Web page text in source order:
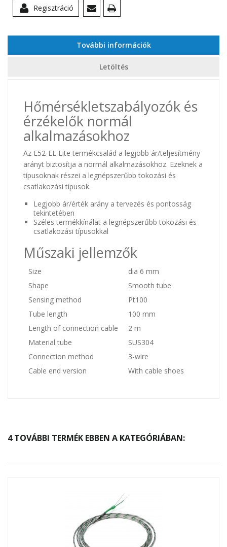
Regisztráció
További információk
Letöltés
Hőmérsékletszabályozók és
érzékelők normál
alkalmazásokhoz
Az E52-EL Lite termékcsalád a legjobb ár/teljesítmény
arányt biztosítja a normál alkalmazásokhoz. Ezeknek a
típusoknak részei a legnépszerűbb tokozási és
csatlakozási típusok.
Legjobb ár/érték arány a tervezés és pontosság
tekintetében
Széles termékkínálat a legnépszerűbb tokozási és
csatlakozási típusokkal
Műszaki jellemzők
Size
dia 6 mm
Shape
Smooth tube
Sensing method
Pt100
Tube length
100 mm
Length of connection cable
2 m
Material tube
SUS304
Connection method
3-wire
Cable end version
With cable shoes
4 TOVÁBBI TERMÉK EBBEN A KATEGÓRIÁBAN: